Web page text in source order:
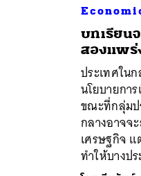
บทเรียน
สองแพร่
ประเทศใน
นโยบายกา
ขณะที่กลุ่มป
กลางอาจจ
เศรษฐกิจ
ทำให้บางป